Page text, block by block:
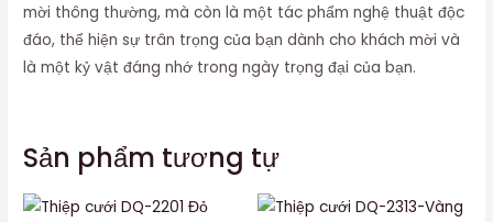
mời thông thường, mà còn là một tác phẩm nghệ thuật độc
đáo, thể hiện sự trân trọng của bạn dành cho khách mời và
là một kỷ vật đáng nhớ trong ngày trọng đại của bạn.
Sản phẩm tương tự